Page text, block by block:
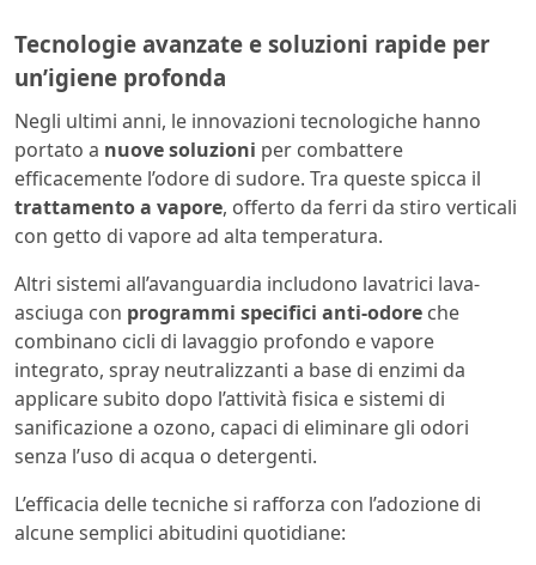
Tecnologie avanzate e soluzioni rapide per
un’igiene profonda
Negli ultimi anni, le innovazioni tecnologiche hanno
portato a nuove soluzioni per combattere
efficacemente l’odore di sudore. Tra queste spicca il
trattamento a vapore, offerto da ferri da stiro verticali
con getto di vapore ad alta temperatura.
Altri sistemi all’avanguardia includono lavatrici lava-
asciuga con programmi specifici anti-odore che
combinano cicli di lavaggio profondo e vapore
integrato, spray neutralizzanti a base di enzimi da
applicare subito dopo l’attività fisica e sistemi di
sanificazione a ozono, capaci di eliminare gli odori
senza l’uso di acqua o detergenti.
L’efficacia delle tecniche si rafforza con l’adozione di
alcune semplici abitudini quotidiane: